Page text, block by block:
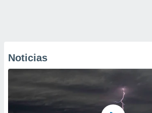
Noticias